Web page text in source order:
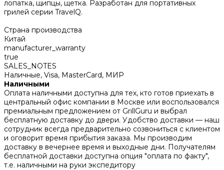
лопатка, щипцы, щетка. Разработан для портативных
грилей серии TravelQ.
Страна производства
Китай
manufacturer_warranty
true
SALES_NOTES
Наличные, Visa, MasterCard, МИР
Наличными
Оплата наличными доступна для тех, кто готов приехать в
центральный офис компании в Москве или воспользовался
премиальным предложением от GrillGuru и выбрал
бесплатную доставку до двери. Удобство доставки — наш
сотрудник всегда предварительно созвониться с клиентом
и оговорит время прибытия заказа. Мы производим
доставку в вечернее время и выходные дни. Получателям
бесплатной доставки доступна опция "оплата по факту",
т.е. наличными на руки экспедитору